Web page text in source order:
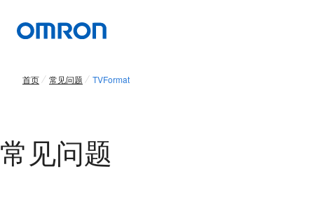
首页 常见问题 TVFormat
常见问题